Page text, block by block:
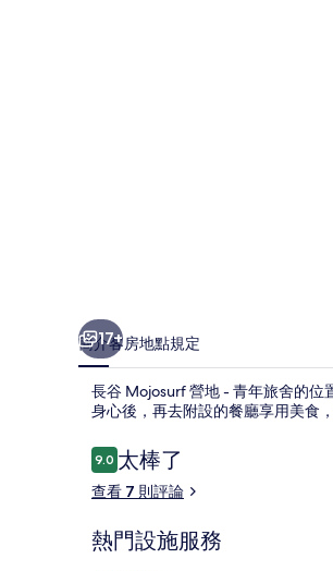
17+
簡介客房地點規定
長谷 Mojosurf 營地 - 青年旅舍的位
身心後，再去附設的餐廳享用美食
評
論
9.09.0 分，滿分 10 分，
太棒了
查看 7 則評論
熱門設施服務